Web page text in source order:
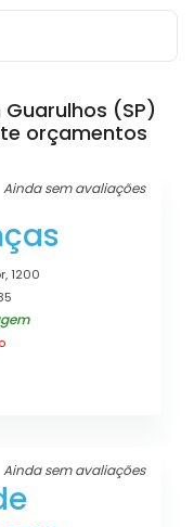
(SP)
orçamentos
Ainda sem avaliações
1200
Ainda sem avaliações